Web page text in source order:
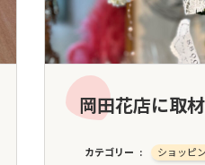
岡田花店に取
カテゴリー ショッピ